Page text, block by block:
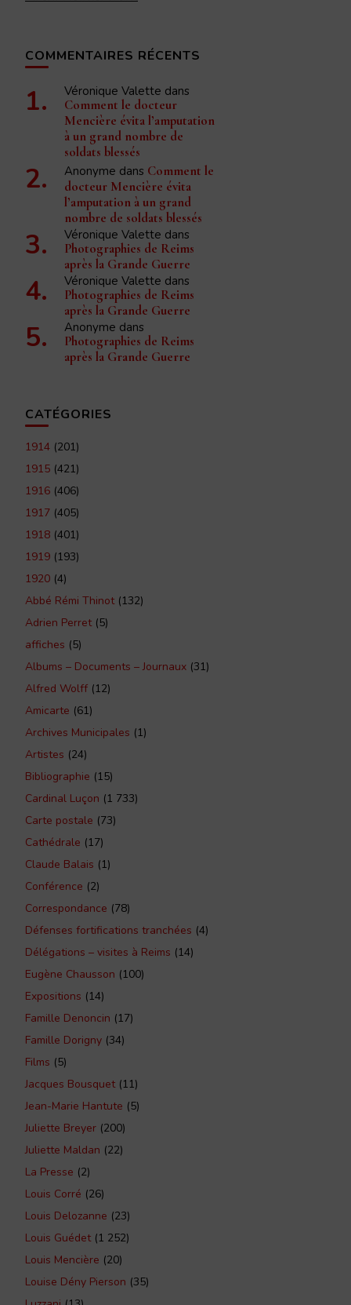
COMMENTAIRES RÉCENTS
Véronique Valette dans
Comment le docteur
Mencière évita l’amputation
à un grand nombre de
soldats blessés
Anonyme dans Comment le
docteur Mencière évita
l’amputation à un grand
nombre de soldats blessés
Véronique Valette dans
Photographies de Reims
après la Grande Guerre
Véronique Valette dans
Photographies de Reims
après la Grande Guerre
Anonyme dans
Photographies de Reims
après la Grande Guerre
CATÉGORIES
1914 (201)
1915 (421)
1916 (406)
1917 (405)
1918 (401)
1919 (193)
1920 (4)
Abbé Rémi Thinot(132)
Adrien Perret(5)
affiches (5)
Albums – Documents – Journaux (31)
Alfred Wolff (12)
Amicarte (61)
Archives Municipales (1)
Artistes (24)
Bibliographie (15)
Cardinal Luçon (1 733)
Carte postale (73)
Cathédrale (17)
Claude Balais (1)
Conférence (2)
Correspondance (78)
Défenses fortifications tranchées (4)
Délégations – visites à Reims (14)
Eugène Chausson (100)
Expositions (14)
Famille Denoncin (17)
Famille Dorigny (34)
Films (5)
Jacques Bousquet(11)
Jean-Marie Hantute (5)
Juliette Breyer (200)
Juliette Maldan (22)
La Presse (2)
Louis Corré (26)
Louis Delozanne (23)
Louis Guédet(1 252)
Louis Mencière (20)
Louise Dény Pierson (35)